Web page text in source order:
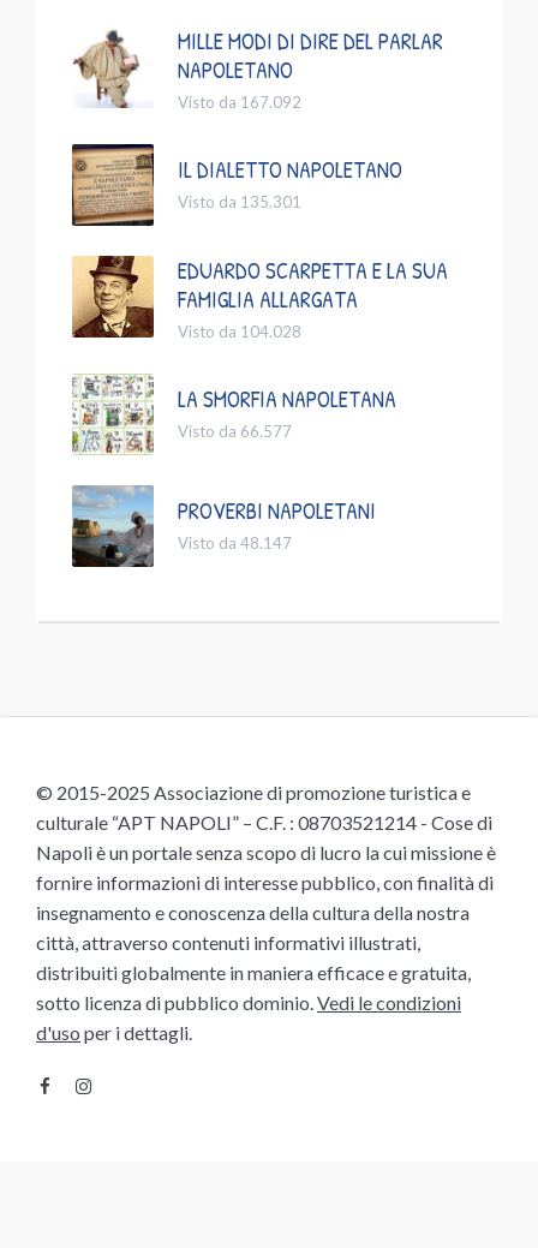
MILLE MODI DI DIRE DEL PARLAR
NAPOLETANO
Visto da 167.092
IL DIALETTO NAPOLETANO
Visto da 135.301
EDUARDO SCARPETTA E LA SUA
FAMIGLIA ALLARGATA
Visto da 104.028
LA SMORFIA NAPOLETANA
Visto da 66.577
PROVERBI NAPOLETANI
Visto da 48.147
© 2015-2025 Associazione di promozione turistica e
culturale “APT NAPOLI” – C.F. : 08703521214 - Cose di
Napoli è un portale senza scopo di lucro la cui missione è
fornire informazioni di interesse pubblico, con finalità di
insegnamento e conoscenza della cultura della nostra
città, attraverso contenuti informativi illustrati,
distribuiti globalmente in maniera efficace e gratuita,
sotto licenza di pubblico dominio. Vedi le condizioni
d'uso per i dettagli.